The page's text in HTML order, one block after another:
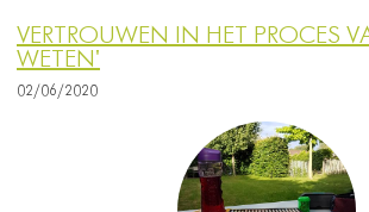
VERTROUWEN IN HET PROCES
WETEN'
02/06/2020